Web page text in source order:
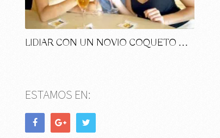
LIDIAR CON UN NOVIO COQUETO …
ESTAMOS EN: